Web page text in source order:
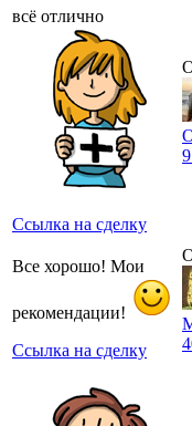
всё отлично
Ссылка на сделку
Все хорошо! Мои
рекомендации!
Ссылка на сделку